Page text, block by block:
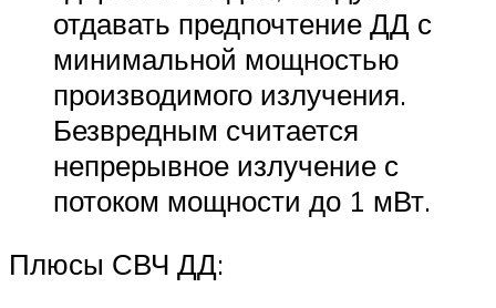
отдавать предпочтение ДД с
минимальной мощностью
производимого излучения.
Безвредным считается
непрерывное излучение с
потоком мощности до 1 мВт.
Плюсы СВЧ ДД: